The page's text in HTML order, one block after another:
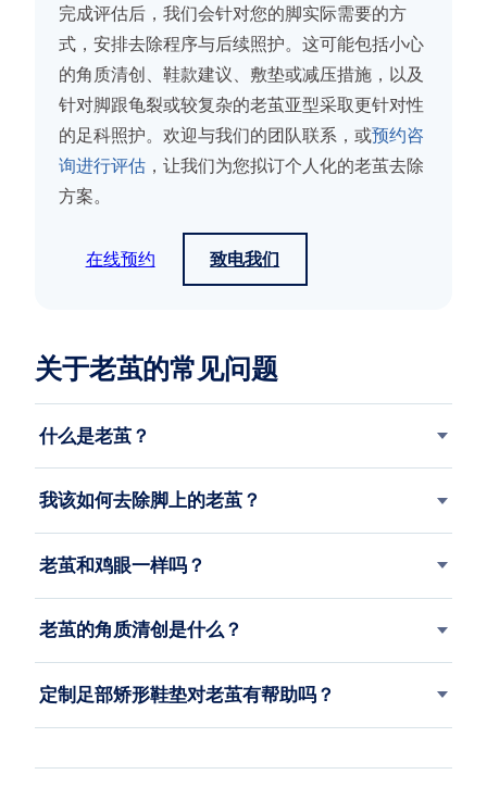
完成评估后，我们会针对您的脚实际需要的方
式，安排去除程序与后续照护。这可能包括小心
的角质清创、鞋款建议、敷垫或减压措施，以及
针对脚跟龟裂或较复杂的老茧亚型采取更针对性
的足科照护。欢迎与我们的团队联系，或预约咨
询进行评估，让我们为您拟订个人化的老茧去除
方案。
在线预约 致电我们
关于老茧的常见问题
什么是老茧？
我该如何去除脚上的老茧？
老茧和鸡眼一样吗？
老茧的角质清创是什么？
定制足部矫形鞋垫对老茧有帮助吗？